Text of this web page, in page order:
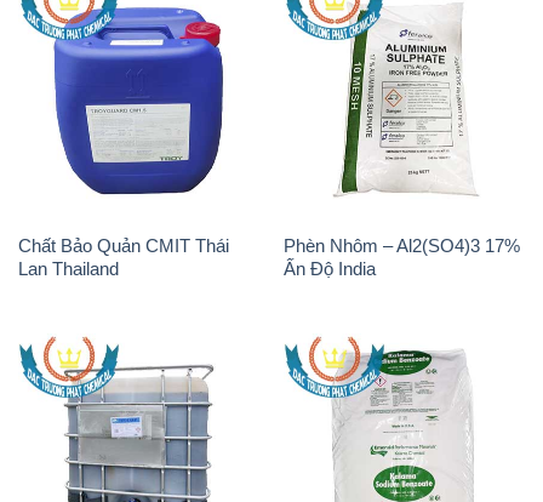
Chất Bảo Quản CMIT Thái
Lan Thailand
Phèn Nhôm – Al2(SO4)3 17%
Ấn Độ India